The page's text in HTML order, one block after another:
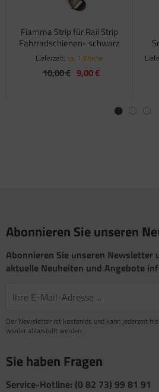
Fiamma Strip für Rail Strip
Fahrradschienen- schwarz
Lieferzeit: ca. 1 Woche
10,00 € 9,00 €
Abonnieren Sie unseren
Abonnieren Sie unseren Newsletter
aktuelle Neuheiten und Angebote
Der Newsletter ist kostenlos und kann jederzeit
wieder abbestellt werden.
Sie haben Fragen
Service-Hotline: (0 82 73) 99 81 91